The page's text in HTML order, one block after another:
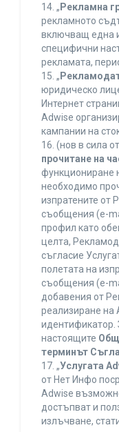
14. „ Рекламна
рекламното
включващ една
специфични
рекламата,
15. „
юридическо
Интернет
Adwise
кампании на
16. (нов в сила
прочитане на
функциониране
необходимо
изпратените от
съобщения (e-
профил като
целта,
съгласие
полетата на
съобщения (e-
добавения от
реализиране на
идентификатор.
настоящите
терминът
17. „Услугата
от Нет Инфо
Adwise
достъпват и
излъчване,